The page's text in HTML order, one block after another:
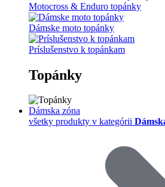
Motocross & Enduro topánky
Dámske moto topánky
Príslušenstvo k topánkam
Topánky
Dámska zóna
všetky produkty v kategórii